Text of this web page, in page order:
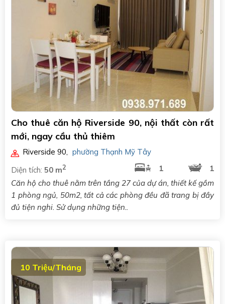
Cho thuê căn hộ Riverside 90, nội thất còn rất
mới, ngay cầu thủ thiêm
Riverside 90, phường Thạnh Mỹ Tây
Diện tích: 50 m2 1
1
Căn hộ cho thuê nằm trên tầng 27 của dự án, thiết kế gồm
1 phòng ngủ, 50m2, tất cả các phòng đều đã trang bị đầy
đủ tiện nghi. Sử dụng những tiện..
10 Triệu/Tháng